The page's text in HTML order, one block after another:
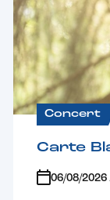
Concert
Carte
06/08/2026